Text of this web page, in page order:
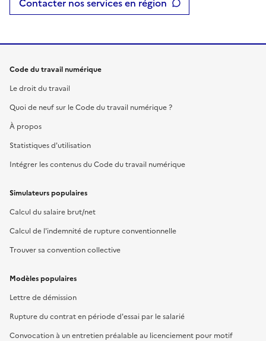
Code du travail numérique
Le droit du travail
Quoi de neuf sur le Code du travail numérique ?
À propos
Statistiques d'utilisation
Intégrer les contenus du Code du travail numérique
Simulateurs populaires
Calcul du salaire brut/net
Calcul de l'indemnité de rupture conventionnelle
Trouver sa convention collective
Modèles populaires
Lettre de démission
Rupture du contrat en période d'essai par le salarié
Convocation à un entretien préalable au licenciement pour motif